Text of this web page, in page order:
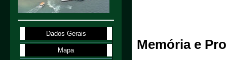
Memória e
Dados Gerais
Mapa